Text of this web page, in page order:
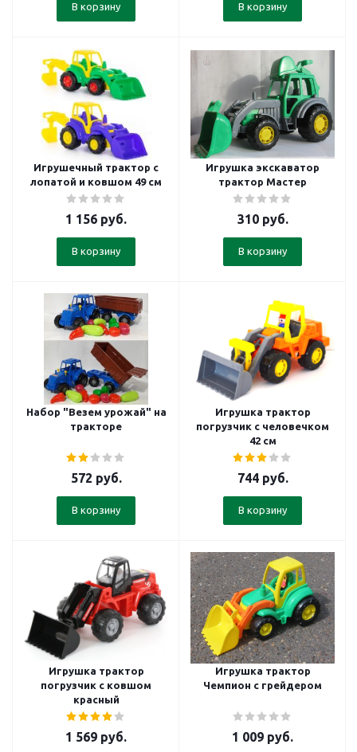
В корзину В корзину
Игрушечный трактор с
лопатой и ковшом 49 см
1 156 руб.
В корзину
Игрушка экскаватор
трактор Мастер
310руб.
В корзину
Набор "Везем урожай" на
тракторе
572 руб.
В корзину
Игрушка трактор
погрузчик с человечком
42 см
744руб.
В корзину
Игрушка трактор
погрузчик с ковшом
красный
1 569 руб.
Игрушка трактор
Чемпион с грейдером
1 009 руб.